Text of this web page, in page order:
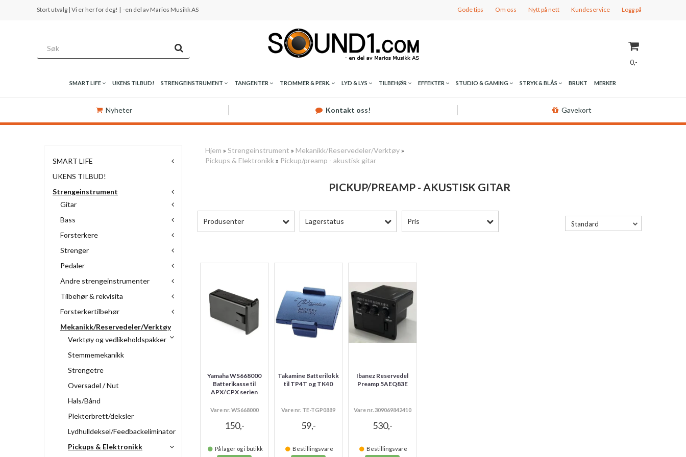
Stort utvalg | Vi er her for deg! | -en del av Marios Musikk AS Gode tips Om oss Nytt på nett Kundeservice Logg på
0,-
SMART LIFE UKENS TILBUD! STRENGEINSTRUMENT TANGENTER TROMMER & PERK. LYD & LYS TILBEHØR EFFEKTER STUDIO & GAMING STRYK & BLÅS BRUKT MERKER
Nyheter Kontakt oss! Gavekort
SMART LIFE
UKENS TILBUD!
Strengeinstrument
Gitar
Bass
Forsterkere
Strenger
Pedaler
Andre strengeinstrumenter
Tilbehør & rekvisita
Forsterkertilbehør
Mekanikk/Reservedeler/Verktøy
Verktøy og vedlikeholdspakker
Stemmemekanikk
Strengetre
Oversadel / Nut
Hals/Bånd
Plekterbrett/deksler
Lydhulldeksel/Feedbackeliminator
Pickups & Elektronikk
Hjem » Strengeinstrument » Mekanikk/Reservedeler/Verktøy»
Pickups & Elektronikk » Pickup/preamp - akustisk gitar
PICKUP/PREAMP - AKUSTISK GITAR
Produsenter Lagerstatus Pris Standard
Yamaha WS668000
Batterikasse til
APX/CPX serien
Vare nr. WS668000
150,-
På lager og i butikk
Takamine Batterilokk
til TP4T og TK40
Vare nr. TE-TGP0889
59,-
Bestillingsvare
Ibanez Reservedel
Preamp 5AEQ83E
Vare nr. 309069842410
530,-
Bestillingsvare